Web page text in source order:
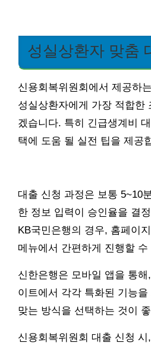
성실상환자 맞춤
신용회복위원회에서 제공하
성실상환자에게 가장 적합한
겠습니다. 특히 긴급생계비
택에 도움 될 실전 팁을 제공
대출 신청 과정은 보통 5~10
한 정보 입력이 승인율을 결
KB국민은행의 경우, 홈페이
메뉴에서 간편하게 진행할 수
신한은행은 모바일 앱을 통
이트에서 각각 특화된 기능
맞는 방식을 선택하는 것이
신용회복위원회 대출 신청